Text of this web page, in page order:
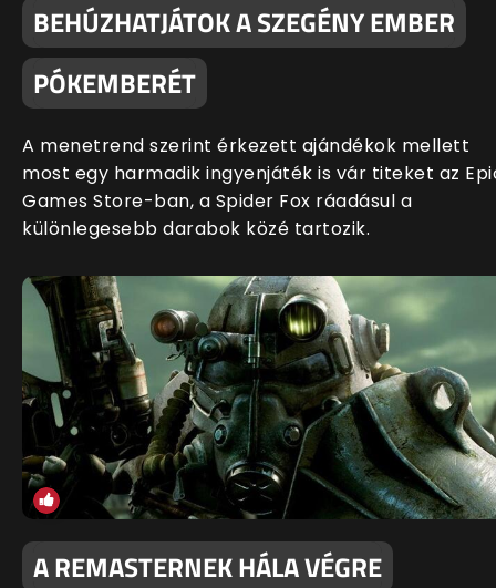
BEHÚZHATJÁTOK A SZEGÉNY EMBER
PÓKEMBERÉT
A menetrend szerint érkezett ajándékok mellett
most egy harmadik ingyenjáték is vár titeket az
Games Store-ban, a Spider Fox ráadásul a
különlegesebb darabok közé tartozik.
A REMASTERNEK HÁLA VÉGRE